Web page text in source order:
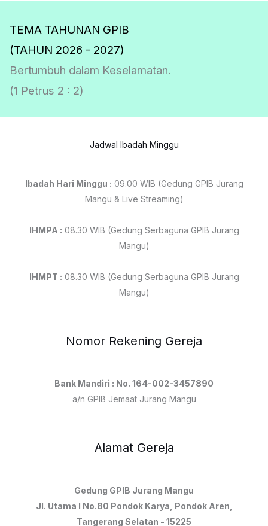
TEMA TAHUNAN GPIB
(TAHUN 2026 - 2027)
Bertumbuh dalam Keselamatan.
(1 Petrus 2 : 2)
Jadwal Ibadah Minggu
Ibadah Hari Minggu : 09.00 WIB (Gedung GPIB Jurang
Mangu & Live Streaming)
IHMPA : 08.30 WIB (Gedung Serbaguna GPIB Jurang
Mangu)
IHMPT : 08.30 WIB (Gedung Serbaguna GPIB Jurang
Mangu)
Nomor Rekening Gereja
Bank Mandiri : No. 164-002-3457890
a/n GPIB Jemaat Jurang Mangu
Alamat Gereja
Gedung GPIB Jurang Mangu
Jl. Utama I No.80 Pondok Karya, Pondok Aren,
Tangerang Selatan - 15225